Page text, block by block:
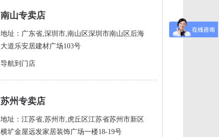
南山专卖店
地址：广东省,深圳市,南山区深圳市南山区后海
大道乐安居建材广场103号
导航到门店
苏州专卖店
地址：江苏省,苏州市,虎丘区江苏省苏州市新区
横圹金屋远发家居装饰广场一楼18-19号